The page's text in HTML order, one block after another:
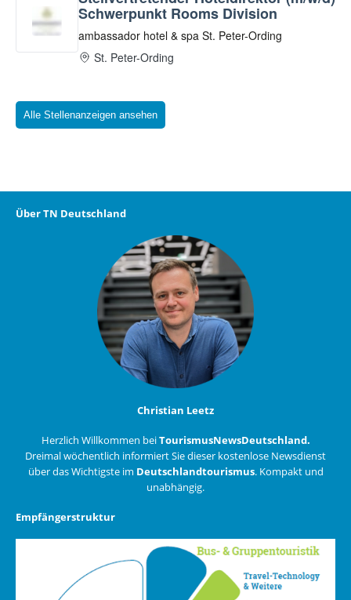
Alle Stellenanzeigen ansehen
Über TN Deutschland
Christian Leetz
Herzlich Willkommen beiTourismusNewsDeutschland.
Dreimal wöchentlich informiert Sie dieser kostenlose Newsdienst
über das Wichtigste im Deutschlandtourismus. Kompakt und
unabhängig.
Empfängerstruktur